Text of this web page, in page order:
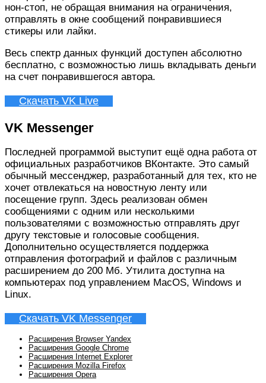
нон-стоп, не обращая внимания на ограничения,
отправлять в окне сообщений понравившиеся
стикеры или лайки.
Весь спектр данных функций доступен абсолютно
бесплатно, с возможностью лишь вкладывать деньги
на счет понравившегося автора.
Скачать VK Live
VK Messenger
Последней программой выступит ещё одна работа от
официальных разработчиков ВКонтакте. Это самый
обычный мессенджер, разработанный для тех, кто не
хочет отвлекаться на новостную ленту или
посещение групп. Здесь реализован обмен
сообщениями с одним или несколькими
пользователями с возможностью отправлять друг
другу текстовые и голосовые сообщения.
Дополнительно осуществляется поддержка
отправления фотографий и файлов с различным
расширением до 200 Мб. Утилита доступна на
компьютерах под управлением MacOS, Windows и
Linux.
Скачать VK Messenger
Расширения Browser Yandex
Расширения Google Chrome
Расширения Internet Explorer
Расширения Mozilla Firefox
Расширения Opera